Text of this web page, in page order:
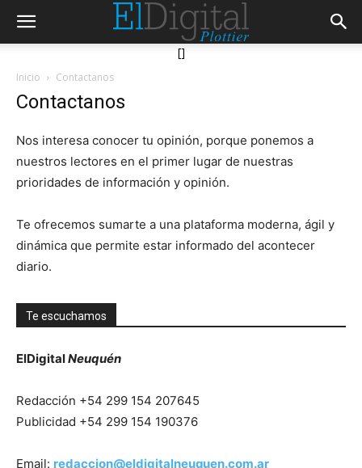
[]
Inicio Contactanos
Contactanos
Nos interesa conocer tu opinión, porque ponemos a
nuestros lectores en el primer lugar de nuestras
prioridades de información y opinión.
Te ofrecemos sumarte a una plataforma moderna, ágil y
dinámica que permite estar informado del acontecer
diario.
Te escuchamos
ElDigitalNeuquén
Redacción +54 299 154 207645
Publicidad +54 299 154 190376
Email: redaccion@eldigitalneuquen.com.ar